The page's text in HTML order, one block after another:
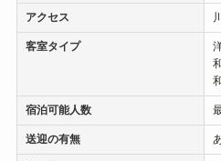
アクセス
客室タイプ
宿泊可能人数
送迎の有無